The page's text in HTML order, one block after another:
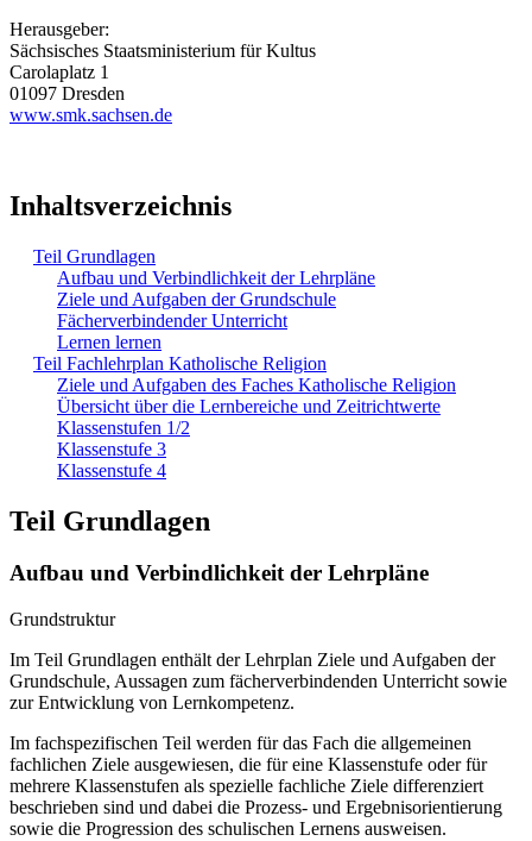
Herausgeber:
Sächsisches Staatsministerium für Kultus
Carolaplatz 1
01097 Dresden
www.smk.sachsen.de
Inhaltsverzeichnis
Teil Grundlagen
Aufbau und Verbindlichkeit der Lehrpläne
Ziele und Aufgaben der Grundschule
Fächerverbindender Unterricht
Lernen lernen
Teil Fachlehrplan Katholische Religion
Ziele und Aufgaben des Faches Katholische Religion
Übersicht über die Lernbereiche und Zeitrichtwerte
Klassenstufen 1/2
Klassenstufe 3
Klassenstufe 4
Teil Grundlagen
Aufbau und Verbindlichkeit der Lehrpläne
Grundstruktur
Im Teil Grundlagen enthält der Lehrplan Ziele und Aufgaben der
Grundschule, Aussagen zum fächerverbindenden Unterricht sowie
zur Entwicklung von Lernkompetenz.
Im fachspezifischen Teil werden für das Fach die allgemeinen
fachlichen Ziele ausgewiesen, die für eine Klassenstufe oder für
mehrere Klassenstufen als spezielle fachliche Ziele differenziert
beschrieben sind und dabei die Prozess- und Ergebnisorientierung
sowie die Progression des schulischen Lernens ausweisen.